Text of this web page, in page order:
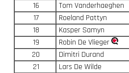
16
Tom Vanderhaeghen
17
Roeland Pattyn
18
Kasper Samyn
19
Robin De Vlieger
20
Dimitri Durand
21
Lars De Wilde